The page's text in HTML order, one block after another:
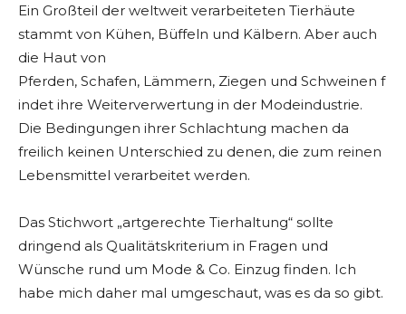
Ein Großteil der weltweit verarbeiteten Tierhäute
stammt von Kühen, Büffeln und Kälbern. Aber auch
die Haut von
Pferden, Schafen, Lämmern, Ziegen und Schweinen f
indet ihre Weiterverwertung in der Modeindustrie.
Die Bedingungen ihrer Schlachtung machen da
freilich keinen Unterschied zu denen, die zum reinen
Lebensmittel verarbeitet werden.
Das Stichwort „artgerechte Tierhaltung“ sollte
dringend als Qualitätskriterium in Fragen und
Wünsche rund um Mode & Co. Einzug finden. Ich
habe mich daher mal umgeschaut, was es da so gibt.